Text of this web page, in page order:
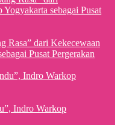
Rasa” dari Kekecewaan
Pusat Pergerakan
Indro Warkop